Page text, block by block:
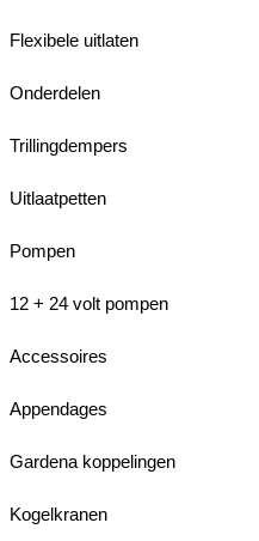
Flexibele uitlaten
Onderdelen
Trillingdempers
Uitlaatpetten
Pompen
12 + 24 volt pompen
Accessoires
Appendages
Gardena koppelingen
Kogelkranen